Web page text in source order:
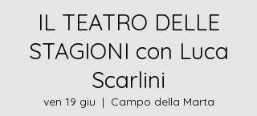
IL TEATRO DELLE
STAGIONI con Luca
Scarlini
ven 19 giu
  |
Campo della Marta